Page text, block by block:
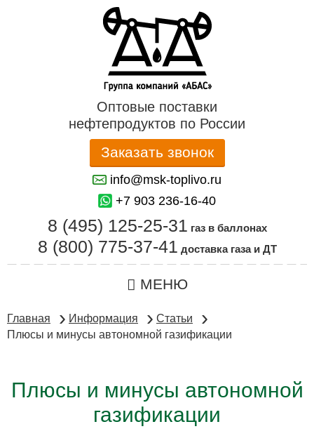
Оптовые поставки
нефтепродуктов по России
Заказать звонок
info@msk-toplivo.ru
+7 903 236-16-40
8 (495) 125-25-31 газ в баллонах
8 (800) 775-37-41 доставка газа и ДТ
МЕНЮ
Главная Информация
Статьи
Плюсы и минусы автономной газификации
Плюсы и минусы автономной
газификации